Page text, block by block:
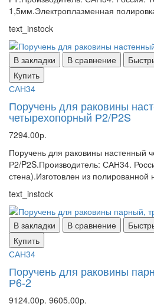
1,5мм.Электроплазменная
text_instock
В закладки В сравнение
Купить
САН34
Поручень для раковины
четырехопорный Р2/P2S
7294.00р.
Поручень для раковины настенный
Р2/P2S.Производитель: САН34.
стена).Изготовлен из
text_instock
В закладки В сравнение
Купить
САН34
Поручень для раковины
Р6-2
9124.00р. 9605.00р.